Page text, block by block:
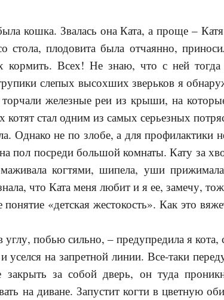
кошка. Звалась она Ката, а проще –
стола, плодовита была отчаянно,
кормить. Всех! Не знаю, что с ней тогда
слепых высохших зверьков я
железные реи из крыши, на
стал одним из самых серьезных
Однако не по злобе, а для профилактики
пол посреди большой комнаты. Кату за
когтями, шипела, уши
что Ката меня любит и я ее, замечу,
понятие «детская жестокость». Как это
побью сильно, – предупредила я кота,
на запретной линии. Все-таки
за собой дверь, он туда
на диване. Запустит когти в цветную